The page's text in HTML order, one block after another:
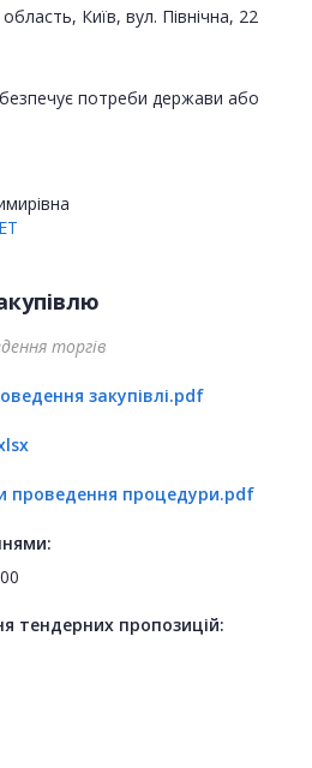
Київ, вул. Північна, 22
потреби держави або
торгів
закупівлі.pdf
проведення процедури.pdf
тендерних пропозицій: